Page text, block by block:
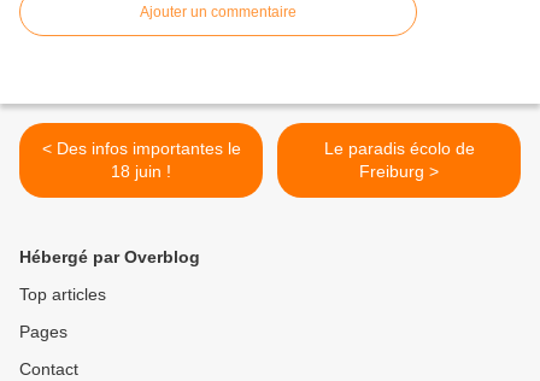
Ajouter un commentaire
< Des infos importantes le
18 juin !
Le paradis écolo de
Freiburg >
Hébergé par Overblog
Top articles
Pages
Contact